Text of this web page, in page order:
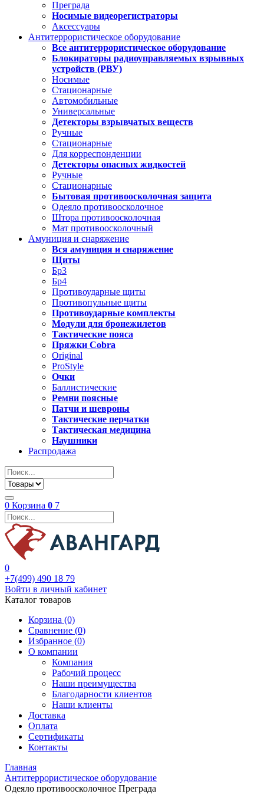
Преграда
Носимые видеорегистраторы
Аксессуары
Антитеррористическое оборудование
Все антитеррористическое оборудование
Блокираторы радиоуправляемых взрывных
устройств (РВУ)
Носимые
Стационарные
Автомобильные
Универсальные
Детекторы взрывчатых веществ
Ручные
Стационарные
Для корреспонденции
Детекторы опасных жидкостей
Ручные
Стационарные
Бытовая противоосколочная защита
Одеяло противоосколочное
Штора противоосколочная
Мат противоосколочный
Амуниция и снаряжение
Вся амуниция и снаряжение
Щиты
Бр3
Бр4
Противоударные щиты
Противопульные щиты
Противоударные комплекты
Модули для бронежилетов
Тактические пояса
Пряжки Cobra
Original
ProStyle
Очки
Баллистические
Ремни поясные
Патчи и шевроны
Тактические перчатки
Тактическая медицина
Наушники
Распродажа
0 Корзина 0 7
0
+7(499) 490 18 79
Войти в личный кабинет
Каталог товаров
Корзина (0)
Сравнение (0)
Избранное (0)
О компании
Компания
Рабочий процесс
Наши преимущества
Благодарности клиентов
Наши клиенты
Доставка
Оплата
Сертификаты
Контакты
Главная
Антитеррористическое оборудование
Одеяло противоосколочное Преграда